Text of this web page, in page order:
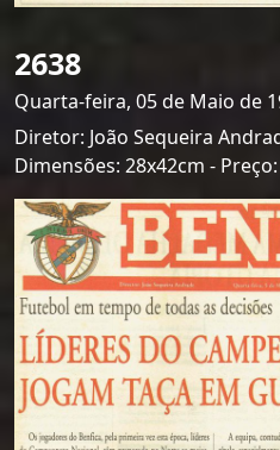
2638
Quarta-feira, 05 de Maio de
Diretor: João Sequeira
Dimensões: 28x42cm -